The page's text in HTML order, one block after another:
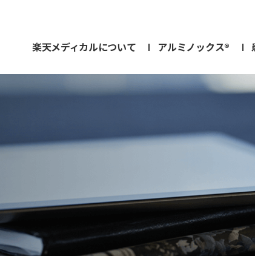
楽天メディカルについて アルミノックス®